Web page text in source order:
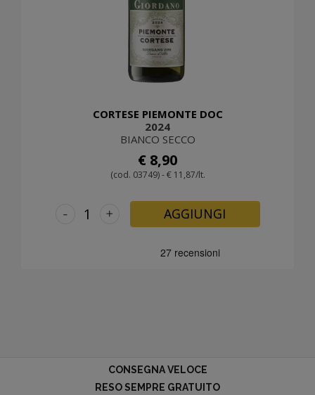
CORTESE PIEMONTE DOC
2024
BIANCO SECCO
€ 8,90
(cod. 03749) - € 11,87/lt.
+
- AGGIUNGI
CONSEGNA VELOCE
RESO SEMPRE GRATUITO